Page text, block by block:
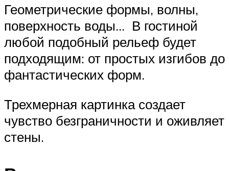
Геометрические формы, волны,
поверхность воды… В гостиной
любой подобный рельеф будет
подходящим: от простых изгибов до
фантастических форм.
Трехмерная картинка создает
чувство безграничности и оживляет
стены.